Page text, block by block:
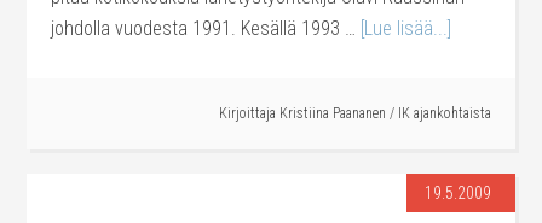
johdolla vuodesta 1991. Kesällä 1993 … [Lue lisää...]
Kirjoittaja Kristiina Paananen / IK ajankohtaista
19.5.2009